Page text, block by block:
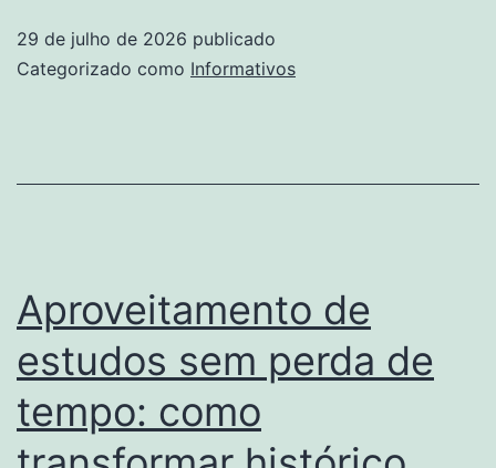
29 de julho de 2026 publicado
Categorizado como Informativos
Aproveitamento de
estudos sem perda de
tempo: como